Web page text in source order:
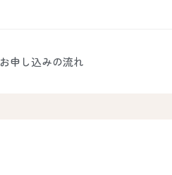
お申し込みの流れ